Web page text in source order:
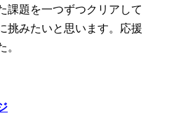
課題を一つずつクリアして
挑みたいと思います。応援